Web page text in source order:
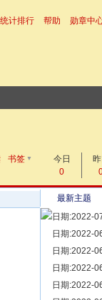
统计排行 帮助 勋章中
书签 ▼
今日
0
昨
最新主题
日期:2022-
[ 宗亲新闻 ]
日期:2022-
[ 族谱知识 ]
日期:2022-
[ 族谱知识 ]
日期:2022-
[ 族谱知识 ]
日期:2022-